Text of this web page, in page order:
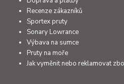
Recenze zákazníků
Sportex pruty
Sonary Lowrance
Výbava na sumce
Pruty na moře
Jak vyměnit nebo reklamovat